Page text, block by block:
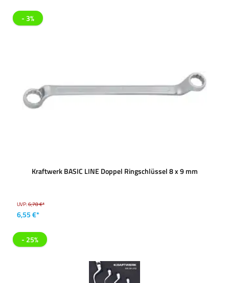
- 3%
Kraftwerk BASIC LINE Doppel Ringschlüssel 8 x 9 mm
UVP:6,78 €*
6,55 €*
- 25%